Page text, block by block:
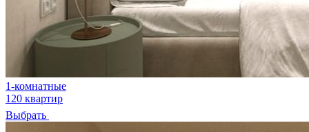
1-комнатные
120 квартир
Выбрать